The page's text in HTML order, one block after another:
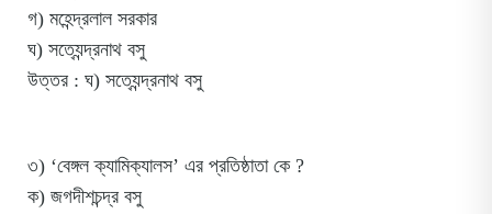
গ) মহেন্দ্রলাল সরকার
ঘ) সত্যেন্দ্রনাথ বসু
উত্তর : ঘ) সত্যেন্দ্রনাথ বসু
৩) ‘বেঙ্গল ক্যামিক্যালস’ এর প্রতিষ্ঠাতা কে ?
ক) জগদীশচন্দ্র বসু